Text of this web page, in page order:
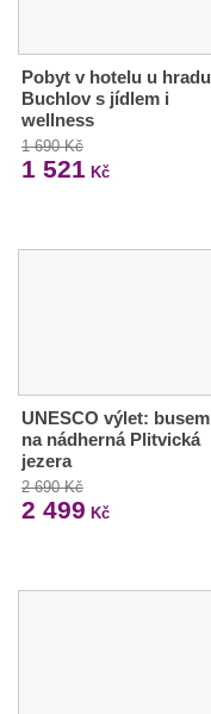
Pobyt v hotelu u hradu
Buchlov s jídlem i
wellness
1 690 Kč
1 521 Kč
UNESCO výlet: busem
na nádherná Plitvická
jezera
2 690 Kč
2 499 Kč